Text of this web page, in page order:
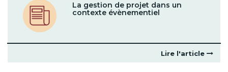
La gestion de projet dans un
contexte évènementiel
Lire l'article